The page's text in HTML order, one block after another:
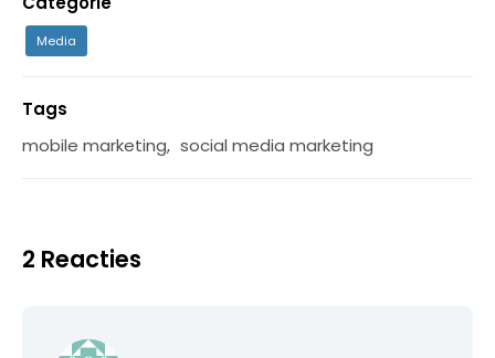
Media
Tags
mobile marketing, social media marketing
2 Reacties